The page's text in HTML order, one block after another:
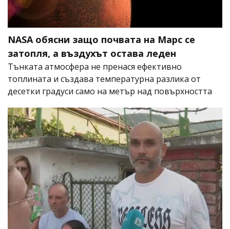
NASA обясни защо почвата на Марс се
затопля, а въздухът остава леден
Тънката атмосфера не пренася ефективно
топлината и създава температурна разлика от
десетки градуси само на метър над повърхността